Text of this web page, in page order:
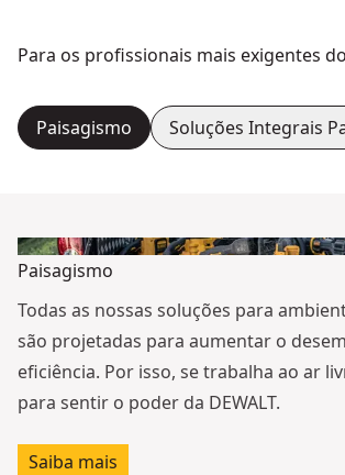
Para os profissionais mais exigentes
Paisagismo Soluções Integrais
Paisagismo
Todas as nossas soluções para
são projetadas para aumentar o
eficiência. Por isso, se trabalha ao ar
para sentir o poder da DEWALT.
Saiba mais